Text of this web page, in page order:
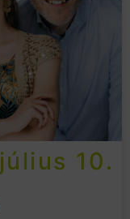
július 10.